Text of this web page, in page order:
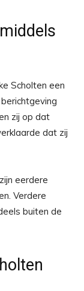
Scholten een
zij op dat
dat zij
eerdere
Verdere
buiten de